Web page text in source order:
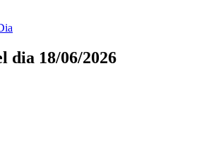
dia 18/06/2026